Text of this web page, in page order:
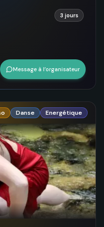
3 jours
Message à l’organisateur
Danse Energétique